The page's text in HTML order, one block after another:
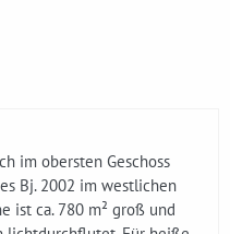
im obersten Geschoss
Bj. 2002 im westlichen
ist ca. 780 m² groß und